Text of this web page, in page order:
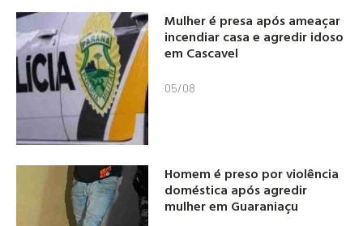
Mulher é presa após ameaçar
incendiar casa e agredir idoso
em Cascavel
05/08
Homem é preso por violência
doméstica após agredir
mulher em Guaraniaçu